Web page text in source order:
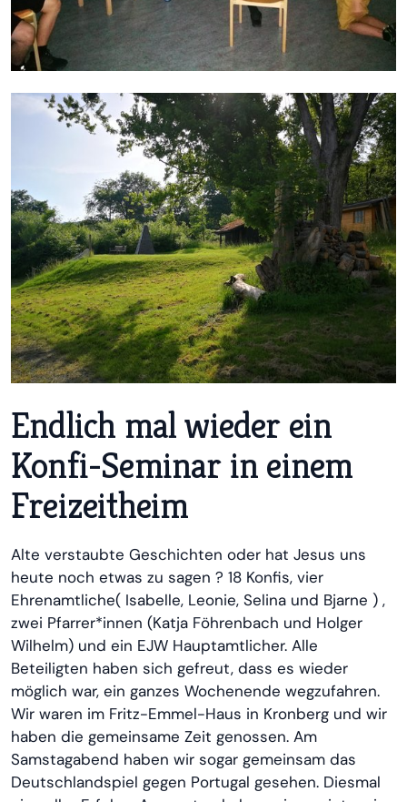
Endlich mal wieder ein
Konfi-Seminar in einem
Freizeitheim
Alte verstaubte Geschichten oder hat Jesus uns
heute noch etwas zu sagen ? 18 Konfis, vier
Ehrenamtliche( Isabelle, Leonie, Selina und Bjarne ) ,
zwei Pfarrer*innen (Katja Föhrenbach und Holger
Wilhelm) und ein EJW Hauptamtlicher. Alle
Beteiligten haben sich gefreut, dass es wieder
möglich war, ein ganzes Wochenende wegzufahren.
Wir waren im Fritz-Emmel-Haus in Kronberg und wir
haben die gemeinsame Zeit genossen. Am
Samstagabend haben wir sogar gemeinsam das
Deutschlandspiel gegen Portugal gesehen. Diesmal